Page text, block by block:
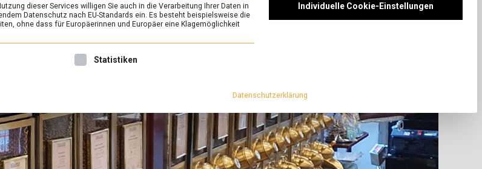
dieser Services willigen Sie auch in die Verarbeitung Ihrer Daten in
Datenschutz nach EU-Standards ein. Es besteht beispielsweise die
ohne dass für Europäerinnen und Europäer eine Klagemöglichkeit
kann. Die erste Service-Gruppe ist essenziell und kann nicht abgewählt werden.
Statistiken
Individuelle Cookie-Einstellungen
Datenschutzerklärung